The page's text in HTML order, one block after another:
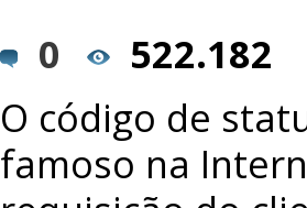
0
522.182
O código de
famoso na